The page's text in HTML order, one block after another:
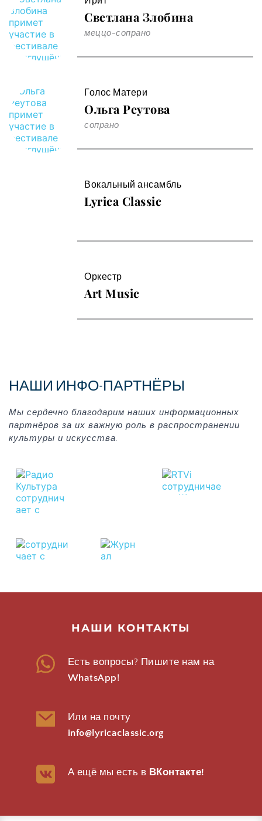
Светлана Злобина
меццо-сопрано
Голос Матери
Ольга Реутова
сопрано
Вокальный ансамбль
Lyrica Classic
Оркестр
Art Music
НАШИ ИНФО-ПАРТНЁРЫ
Мы сердечно благодарим наших информационных
партнёров за их важную роль в распространении
культуры и искусства.
НАШИ КОНТАКТЫ
Есть вопросы? Пишите нам на
WhatsApp!
info@lyricaclassic.org
А ещё мы есть в ВКонтакте!